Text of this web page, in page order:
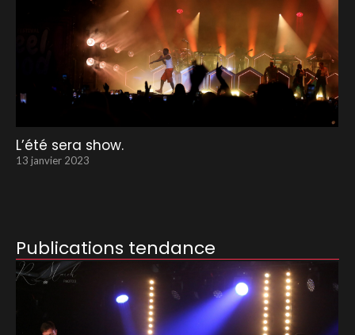
L’été sera show.
13 janvier 2023
Publications tendance